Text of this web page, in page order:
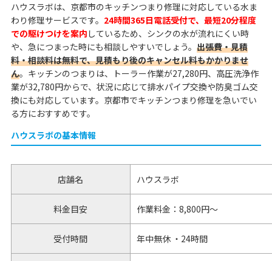
ハウスラボは、京都市のキッチンつまり修理に対応している水ま
わり修理サービスです。 24時間365日電話受付で、最短20分程度
での駆けつけを案内 しているため、シンクの水が流れにくい時
や、急につまった時にも相談しやすいでしょう。 出張費・見積
料・相談料は無料で、見積もり後のキャンセル料もかかりませ
ん。キッチンのつまりは、トーラー作業が27,280円、高圧洗浄作
業が32,780円からで、状況に応じて排水パイプ交換や防臭ゴム交
換にも対応しています。京都市でキッチンつまり修理を急いでい
る方におすすめです。
ハウスラボの基本情報
店舗名 ハウスラボ
料金目安 作業料金：8,800円～
受付時間 年中無休 ・24時間